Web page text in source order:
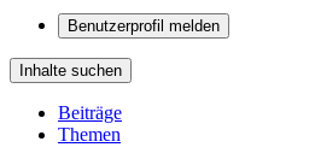
Benutzerprofil melden
Inhalte suchen
Beiträge
Themen